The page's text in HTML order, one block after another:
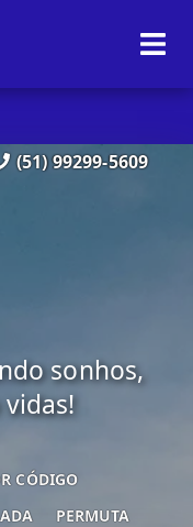
(51) 99299-5609
sonhos,
PERMUTA
CÓDIGO